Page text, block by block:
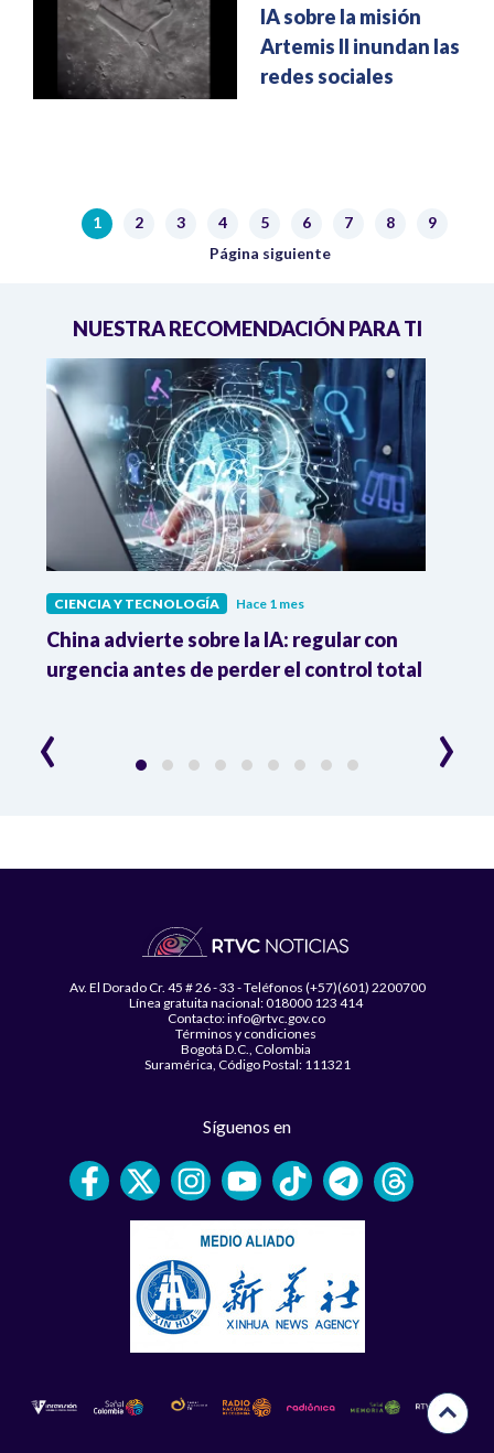
IA sobre la misión
Artemis II inundan las
redes sociales
PaginaciónPágina actual
1 Página
2 Página
3 Página
4 Página
5 Página
6 Página
7 Página
8 Página
9
Siguiente página
Página siguiente
NUESTRA RECOMENDACIÓN PARA TI
CIENCIA Y TECNOLOGÍA Hace 1 mes
China advierte sobre la IA: regular con
urgencia antes de perder el control total
‹ ›
Av. El Dorado Cr. 45 # 26 - 33 - Teléfonos (+57)(601) 2200700
Línea gratuita nacional: 018000 123 414
Contacto: info@rtvc.gov.co
Términos y condiciones
Bogotá D.C., Colombia
Suramérica, Código Postal: 111321
Síguenos en